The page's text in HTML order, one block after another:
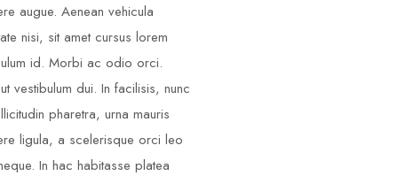
augue. Aenean vehicula
nisi, sit amet cursus lorem
id. Morbi ac odio orci.
vestibulum dui. In facilisis, nunc
pharetra, urna mauris
ligula, a scelerisque orci leo
In hac habitasse platea